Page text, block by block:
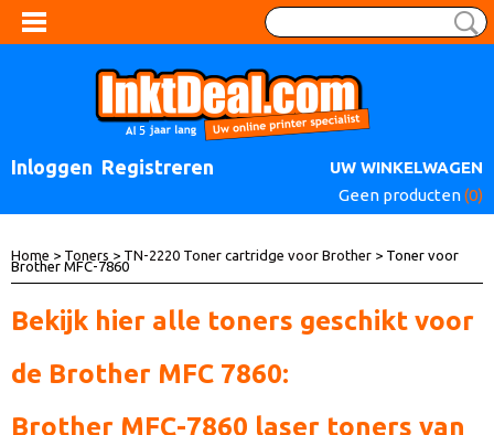
Inloggen Registreren
UW WINKELWAGEN
Geen producten(0)
Home > Toners > TN-2220 Toner cartridge voor Brother > Toner voor
Brother MFC-7860
Bekijk hier alle toners geschikt voor
de Brother MFC 7860:
Brother MFC-7860 laser toners van